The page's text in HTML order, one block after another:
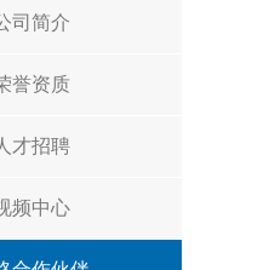
司简介
誉资质
才招聘
频中心